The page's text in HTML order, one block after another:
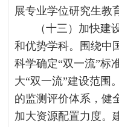
展专业学位研究生教
（十三）加快建
和优势学科。围绕中
科学确定“双一流”标
大“双一流”建设范围
的监测评价体系，健
加大资源配置力度。